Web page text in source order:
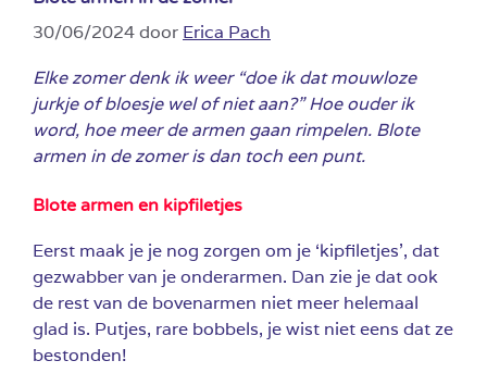
30/06/2024door Erica Pach
Elke zomer denk ik weer “doe ik dat mouwloze
jurkje of bloesje wel of niet aan?” Hoe ouder ik
word, hoe meer de armen gaan rimpelen. Blote
armen in de zomer is dan toch een punt.
Blote armen en kipfiletjes
Eerst maak je je nog zorgen om je ‘kipfiletjes’, dat
gezwabber van je onderarmen. Dan zie je dat ook
de rest van de bovenarmen niet meer helemaal
glad is. Putjes, rare bobbels, je wist niet eens dat ze
bestonden!